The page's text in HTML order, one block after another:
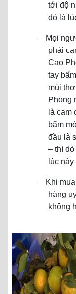
tới độ
đó là
·
Mọi
phải
Cao
tay
mùi
Phong
là cam
bấm
đầu là
– thì
lúc
·
Khi
hàng
không